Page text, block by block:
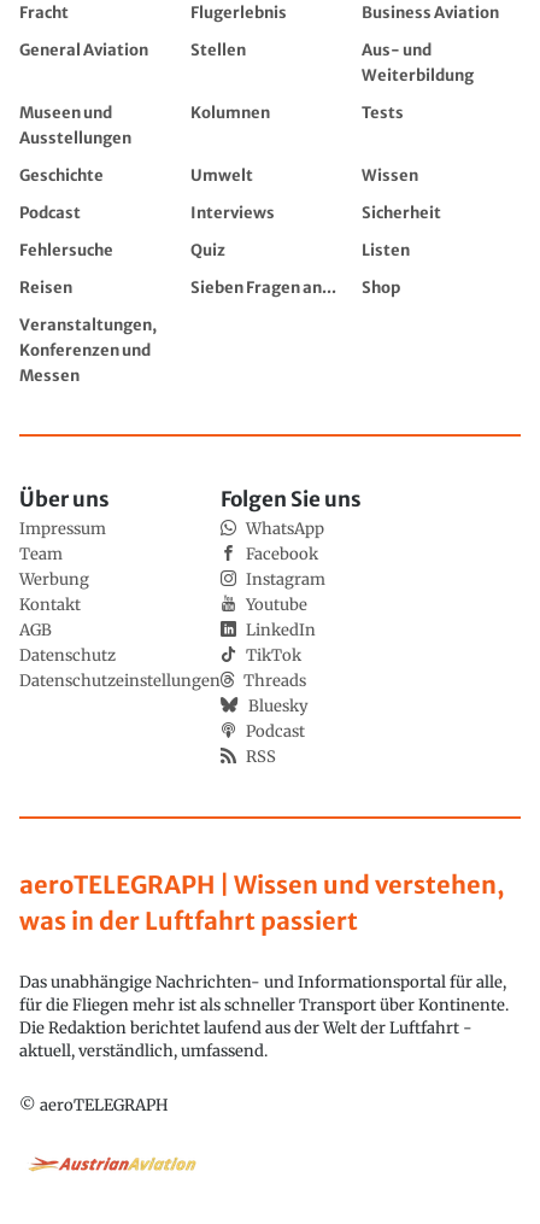
Fracht
Flugerlebnis
Business Aviation
General Aviation
Stellen
Aus- und
Weiterbildung
Museen und
Ausstellungen
Kolumnen Tests
Geschichte Umwelt
Wissen
Podcast
Interviews
Sicherheit
Fehlersuche
Quiz
Listen
Reisen
Sieben Fragen an...
Shop
Veranstaltungen,
Konferenzen und
Messen
aeroTELEGRAPH | Wissen und verstehen,
was in der Luftfahrt passiert
Das unabhängige Nachrichten- und Informationsportal für alle,
für die Fliegen mehr ist als schneller Transport über Kontinente.
Die Redaktion berichtet laufend aus der Welt der Luftfahrt -
aktuell, verständlich, umfassend.
© aeroTELEGRAPH
Über uns
Impressum
Team
Werbung
Kontakt
AGB
Datenschutz
Datenschutzeinstellungen
Folgen Sie uns
WhatsApp
Facebook
Instagram
Youtube
LinkedIn
TikTok
Threads
Bluesky
Podcast
RSS